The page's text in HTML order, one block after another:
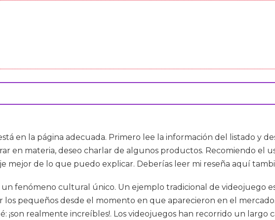
en la página adecuada. Primero lee la información del listado y
en materia, deseo charlar de algunos productos. Recomiendo el
mejor de lo que puedo explicar. Deberías leer mi reseña aquí
fenómeno cultural único. Un ejemplo tradicional de videojuego
los pequeños desde el momento en que aparecieron en el
realmente increíbles!. Los videojuegos han recorrido un largo